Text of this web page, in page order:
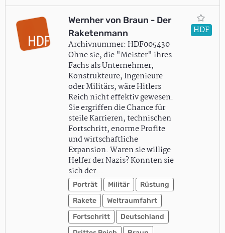
Wernher von Braun - Der
Raketenmann
Archivnummer: HDF005430
Ohne sie, die "Meister" ihres
Fachs als Unternehmer,
Konstrukteure, Ingenieure
oder Militärs, wäre Hitlers
Reich nicht effektiv gewesen.
Sie ergriffen die Chance für
steile Karrieren, technischen
Fortschritt, enorme Profite
und wirtschaftliche
Expansion. Waren sie willige
Helfer der Nazis? Konnten sie
sich der…
Porträt Militär
Rüstung
Rakete
Weltraumfahrt
Fortschritt
Deutschland
HDF